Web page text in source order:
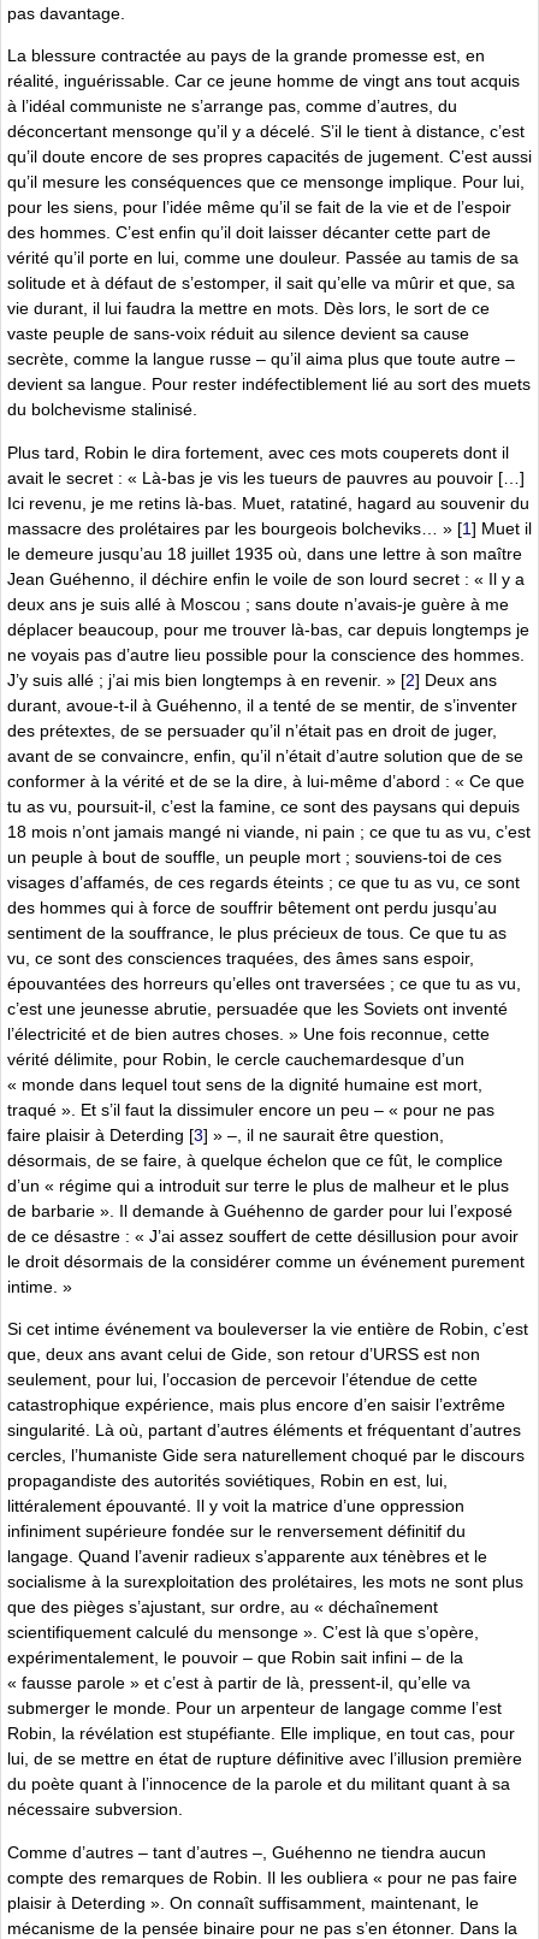
pas davantage.
La blessure contractée au pays de la grande promesse est, en
réalité, inguérissable. Car ce jeune homme de vingt ans tout acquis
à l’idéal communiste ne s’arrange pas, comme d’autres, du
déconcertant mensonge qu’il y a décelé. S’il le tient à distance, c’est
qu’il doute encore de ses propres capacités de jugement. C’est aussi
qu’il mesure les conséquences que ce mensonge implique. Pour lui,
pour les siens, pour l’idée même qu’il se fait de la vie et de l’espoir
des hommes. C’est enfin qu’il doit laisser décanter cette part de
vérité qu’il porte en lui, comme une douleur. Passée au tamis de sa
solitude et à défaut de s’estomper, il sait qu’elle va mûrir et que, sa
vie durant, il lui faudra la mettre en mots. Dès lors, le sort de ce
vaste peuple de sans-voix réduit au silence devient sa cause
secrète, comme la langue russe – qu’il aima plus que toute autre –
devient sa langue. Pour rester indéfectiblement lié au sort des muets
du bolchevisme stalinisé.
Plus tard, Robin le dira fortement, avec ces mots couperets dont il
avait le secret : « Là-bas je vis les tueurs de pauvres au pouvoir […]
Ici revenu, je me retins là-bas. Muet, ratatiné, hagard au souvenir du
massacre des prolétaires par les bourgeois bolcheviks… » [1] Muet il
le demeure jusqu’au 18 juillet 1935 où, dans une lettre à son maître
Jean Guéhenno, il déchire enfin le voile de son lourd secret : « Il y a
deux ans je suis allé à Moscou ; sans doute n’avais-je guère à me
déplacer beaucoup, pour me trouver là-bas, car depuis longtemps je
ne voyais pas d’autre lieu possible pour la conscience des hommes.
J’y suis allé ; j’ai mis bien longtemps à en revenir. » [2] Deux ans
durant, avoue-t-il à Guéhenno, il a tenté de se mentir, de s’inventer
des prétextes, de se persuader qu’il n’était pas en droit de juger,
avant de se convaincre, enfin, qu’il n’était d’autre solution que de se
conformer à la vérité et de se la dire, à lui-même d’abord : « Ce que
tu as vu, poursuit-il, c’est la famine, ce sont des paysans qui depuis
18 mois n’ont jamais mangé ni viande, ni pain ; ce que tu as vu, c’est
un peuple à bout de souffle, un peuple mort ; souviens-toi de ces
visages d’affamés, de ces regards éteints ; ce que tu as vu, ce sont
des hommes qui à force de souffrir bêtement ont perdu jusqu’au
sentiment de la souffrance, le plus précieux de tous. Ce que tu as
vu, ce sont des consciences traquées, des âmes sans espoir,
épouvantées des horreurs qu’elles ont traversées ; ce que tu as vu,
c’est une jeunesse abrutie, persuadée que les Soviets ont inventé
l’électricité et de bien autres choses. » Une fois reconnue, cette
vérité délimite, pour Robin, le cercle cauchemardesque d’un
« monde dans lequel tout sens de la dignité humaine est mort,
traqué ». Et s’il faut la dissimuler encore un peu – « pour ne pas
faire plaisir à Deterding [3] » –, il ne saurait être question,
désormais, de se faire, à quelque échelon que ce fût, le complice
d’un « régime qui a introduit sur terre le plus de malheur et le plus
de barbarie ». Il demande à Guéhenno de garder pour lui l’exposé
de ce désastre : « J’ai assez souffert de cette désillusion pour avoir
le droit désormais de la considérer comme un événement purement
intime. »
Si cet intime événement va bouleverser la vie entière de Robin, c’est
que, deux ans avant celui de Gide, son retour d’URSS est non
seulement, pour lui, l’occasion de percevoir l’étendue de cette
catastrophique expérience, mais plus encore d’en saisir l’extrême
singularité. Là où, partant d’autres éléments et fréquentant d’autres
cercles, l’humaniste Gide sera naturellement choqué par le discours
propagandiste des autorités soviétiques, Robin en est, lui,
littéralement épouvanté. Il y voit la matrice d’une oppression
infiniment supérieure fondée sur le renversement définitif du
langage. Quand l’avenir radieux s’apparente aux ténèbres et le
socialisme à la surexploitation des prolétaires, les mots ne sont plus
que des pièges s’ajustant, sur ordre, au « déchaînement
scientifiquement calculé du mensonge ». C’est là que s’opère,
expérimentalement, le pouvoir – que Robin sait infini – de la
« fausse parole » et c’est à partir de là, pressent-il, qu’elle va
submerger le monde. Pour un arpenteur de langage comme l’est
Robin, la révélation est stupéfiante. Elle implique, en tout cas, pour
lui, de se mettre en état de rupture définitive avec l’illusion première
du poète quant à l’innocence de la parole et du militant quant à sa
nécessaire subversion.
Comme d’autres – tant d’autres –, Guéhenno ne tiendra aucun
compte des remarques de Robin. Il les oubliera « pour ne pas faire
plaisir à Deterding ». On connaît suffisamment, maintenant, le
mécanisme de la pensée binaire pour ne pas s’en étonner. Dans la